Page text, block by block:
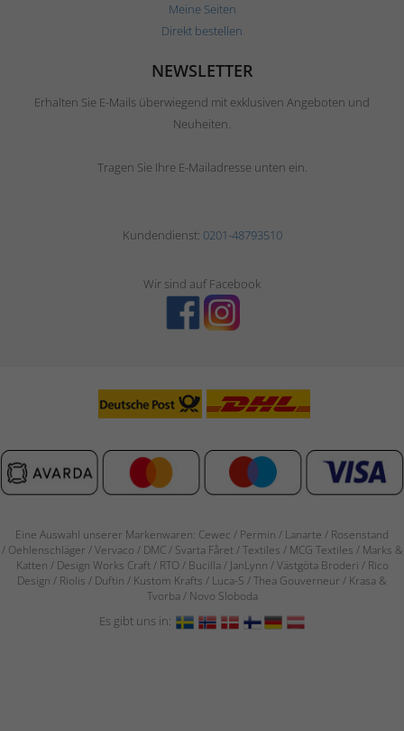
Meine Seiten
Direkt bestellen
NEWSLETTER
Erhalten Sie E-Mails überwiegend mit exklusiven Angeboten und
Neuheiten.
Tragen Sie Ihre E-Mailadresse unten ein.
Kundendienst: 0201-48793510
Wir sind auf Facebook
Eine Auswahl unserer Markenwaren: Cewec / Permin / Lanarte / Rosenstand
/ Oehlenschläger / Vervaco / DMC / Svarta Fåret / Textiles / MCG Textiles / Marks &
Katten / Design Works Craft / RTO / Bucilla / JanLynn / Västgöta Broderi / Rico
Design / Riolis / Duftin / Kustom Krafts / Luca-S / Thea Gouverneur / Krasa &
Tvorba / Novo Sloboda
Es gibt uns in: